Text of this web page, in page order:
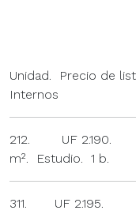
Unidad. Precio de
Internos
212. UF
m². Estudio. 1 b.
311. UF